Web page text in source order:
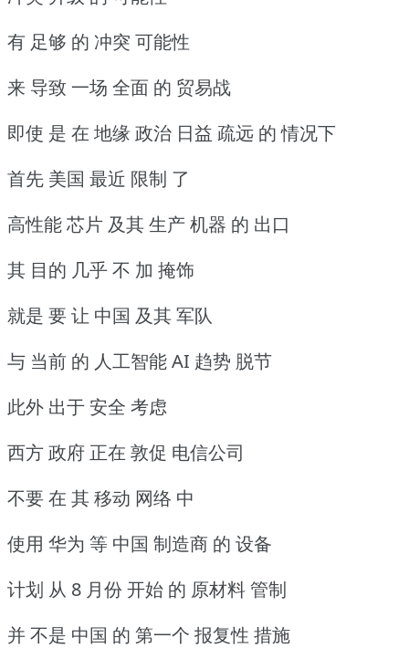
有 足够 的 冲突 可能性
来 导致 一场 全面 的 贸易战
即使 是 在 地缘 政治 日益 疏远 的 情况下
首先 美国 最近 限制 了
高性能 芯片 及其 生产 机器 的 出口
其 目的 几乎 不 加 掩饰
就是 要 让 中国 及其 军队
与 当前 的 人工智能 AI 趋势 脱节
此外 出于 安全 考虑
西方 政府 正在 敦促 电信公司
不要 在 其 移动 网络 中
使用 华为 等 中国 制造商 的 设备
计划 从 8 月份 开始 的 原材料 管制
并 不是 中国 的 第一个 报复性 措施